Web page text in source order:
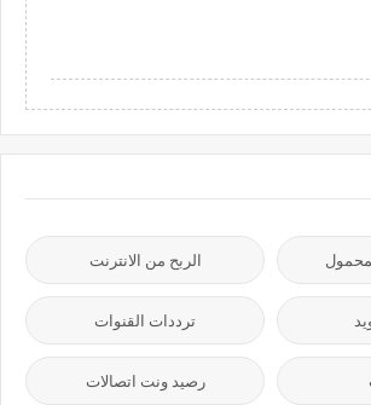
الربح من الانترنت
ترددات القنوات
رصيد ونت اتصالات